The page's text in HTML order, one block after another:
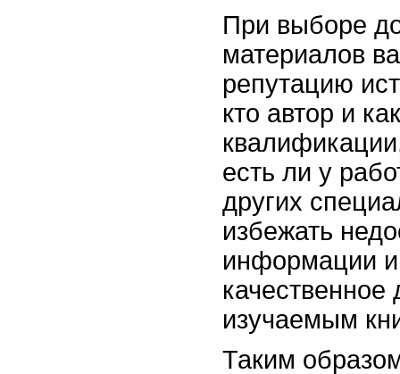
При выборе
материалов
репутацию
кто автор и
есть ли у
других
избежать
информации и
качественное
изучаемым
Таким